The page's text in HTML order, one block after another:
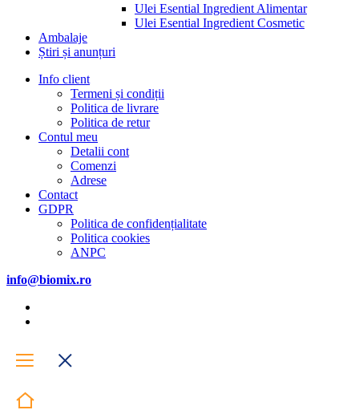
Ulei Esential Ingredient Alimentar
Ulei Esential Ingredient Cosmetic
Ambalaje
Știri și anunțuri
Info client
Termeni și condiții
Politica de livrare
Politica de retur
Contul meu
Detalii cont
Comenzi
Adrese
Contact
GDPR
Politica de confidențialitate
Politica cookies
ANPC
info@biomix.ro